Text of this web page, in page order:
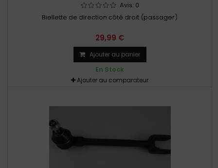
Avis: 0
Biellette de direction côté droit (passager)
29,99 €
Ajouter au panier
En Stock
Ajouter au comparateur